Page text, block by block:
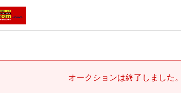
オークションは終了しました。